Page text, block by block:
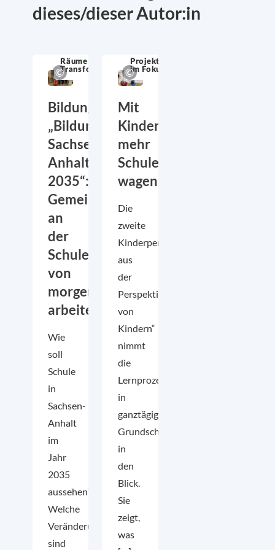
dieses/dieser Autor:in
Räume für
Transformation
Bildungskonferenz
„Bildungsland
Sachsen-
Anhalt
2035“:
Gemeinsam
an
der
Schule
von
morgen
arbeiten
Wie
soll
Schule
in
Sachsen-
Anhalt
im
Jahr
2035
aussehen?
Welche
Veränderungen
sind
Projektthemen
im Fokus
Mit
Kindern
mehr
Schule
wagen
Die
zweite
Kinderperspektivenstudie „Lernen
aus
der
Perspektive
von
Kindern“
nimmt
die
Lernprozesse
in
ganztägigen
Grundschulen
in
den
Blick.
Sie
zeigt,
was